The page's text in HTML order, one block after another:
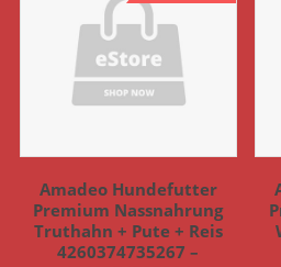
Amadeo Hundefutter
Premium Nassnahrung
Truthahn + Pute + Reis
4260374735267 –